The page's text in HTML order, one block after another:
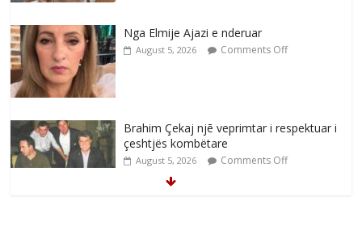
Nga Elmije Ajazi e nderuar
August 5, 2026 Comments Off
Brahim Çekaj njē veprimtar i respektuar i
çeshtjës kombëtare
August 5, 2026 Comments Off